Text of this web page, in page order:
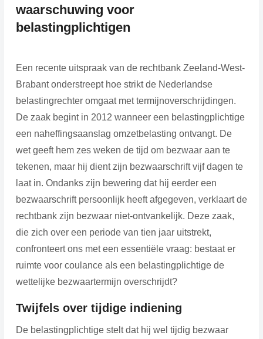
waarschuwing voor
belastingplichtigen
Een recente uitspraak van de rechtbank Zeeland-West-
Brabant onderstreept hoe strikt de Nederlandse
belastingrechter omgaat met termijnoverschrijdingen.
De zaak begint in 2012 wanneer een belastingplichtige
een naheffingsaanslag omzetbelasting ontvangt. De
wet geeft hem zes weken de tijd om bezwaar aan te
tekenen, maar hij dient zijn bezwaarschrift vijf dagen te
laat in. Ondanks zijn bewering dat hij eerder een
bezwaarschrift persoonlijk heeft afgegeven, verklaart de
rechtbank zijn bezwaar niet-ontvankelijk. Deze zaak,
die zich over een periode van tien jaar uitstrekt,
confronteert ons met een essentiële vraag: bestaat er
ruimte voor coulance als een belastingplichtige de
wettelijke bezwaartermijn overschrijdt?
Twijfels over tijdige indiening
De belastingplichtige stelt dat hij wel tijdig bezwaar